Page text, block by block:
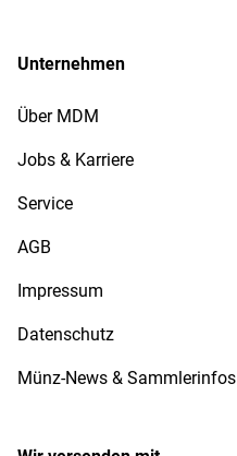
Unternehmen
Über MDM
Jobs & Karriere
Service
AGB
Impressum
Datenschutz
Münz-News & Sammlerinfos